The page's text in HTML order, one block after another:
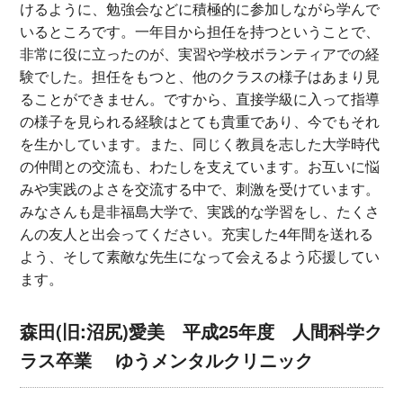
けるように、勉強会などに積極的に参加しながら学んで
いるところです。一年目から担任を持つということで、
非常に役に立ったのが、実習や学校ボランティアでの経
験でした。担任をもつと、他のクラスの様子はあまり見
ることができません。ですから、直接学級に入って指導
の様子を見られる経験はとても貴重であり、今でもそれ
を生かしています。また、同じく教員を志した大学時代
の仲間との交流も、わたしを支えています。お互いに悩
みや実践のよさを交流する中で、刺激を受けています。
みなさんも是非福島大学で、実践的な学習をし、たくさ
んの友人と出会ってください。充実した4年間を送れる
よう、そして素敵な先生になって会えるよう応援してい
ます。
森田(旧:沼尻)愛美 平成25年度 人間科学ク
ラス卒業 ゆうメンタルクリニック